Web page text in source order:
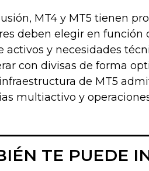
MT4 y MT5 tienen
deben elegir en función
activos y necesidades
con divisas de forma
de MT5
multiactivo y
TE PUEDE